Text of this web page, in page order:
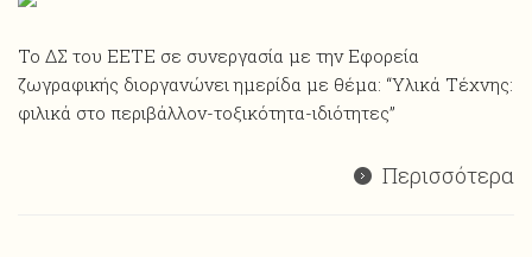
Το ΔΣ του ΕΕΤΕ σε συνεργασία με την Εφορεία
ζωγραφικής διοργανώνει ημερίδα με θέμα: “Υλικά Τέχνης:
φιλικά στο περιβάλλον-τοξικότητα-ιδιότητες”
Περισσότερα